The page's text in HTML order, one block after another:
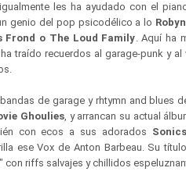
les ha ayudado con el
genio del pop psicodélico a lo
Frond o The Loud Family. Aquí ha
traído recuerdos al garage-punk y
de garage y rhtymn and blues
Ghoulies, y arrancan su actual
con ecos a sus adorados Sonics
ese Vox de Anton Barbeau. Su
con riffs salvajes y chillidos